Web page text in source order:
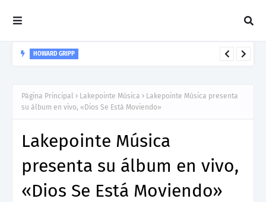
HOWARD GRIPP
Página Principal Lakepointe Música
Lakepointe Música presenta
su álbum en vivo, «Dios Se Está Moviendo»
Lakepointe Música
presenta su álbum en vivo,
«Dios Se Está Moviendo»